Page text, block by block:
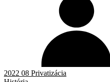
2022 08 Privatizácia